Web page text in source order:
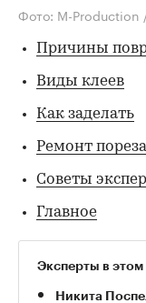
Фото: M-Production
Причины
Виды клеев
Как заделать
Ремонт пореза
Советы
Главное
Эксперты в этом
Никита